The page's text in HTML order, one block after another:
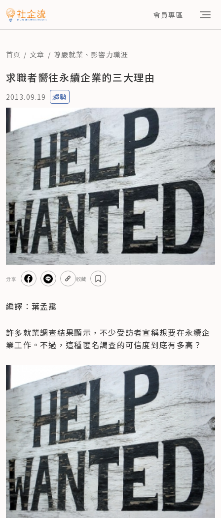
會員專區
首頁 文章 尊嚴就業 、 影響力職涯
求職者嚮往永續企業的三大理由
2013.09.19 趨勢
分享 收藏
編譯：葉孟靄
許多就業調查結果顯示，不少受訪者宣稱想要在永續企
業工作。不過，這種匿名調查的可信度到底有多高？